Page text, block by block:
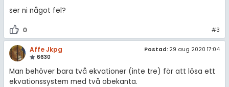
ser ni något fel?
0 #3
Affe Jkpg
6630
Postad: 29 aug 2020 17:04
Man behöver bara två ekvationer (inte tre) för att lösa ett
ekvationssystem med två obekanta.